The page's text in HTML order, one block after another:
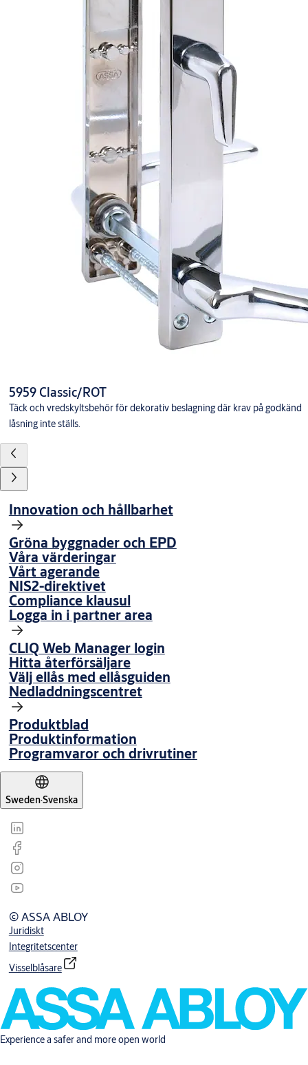
5959 Classic/ROT
Täck och vredskyltsbehör för dekorativ beslagning där krav på godkänd
låsning inte ställs.
Innovation och hållbarhet
Gröna byggnader och EPD
Våra värderingar
Vårt agerande
NIS2-direktivet
Compliance klausul
Logga in i partner area
CLIQ Web Manager login
Hitta återförsäljare
Välj ellås med ellåsguiden
Nedladdningscentret
Produktblad
Produktinformation
Programvaror och drivrutiner
Sweden·Svenska
© ASSA ABLOY
Juridiskt
Integritetscenter
Visselblåsare
Experience a safer and more open world